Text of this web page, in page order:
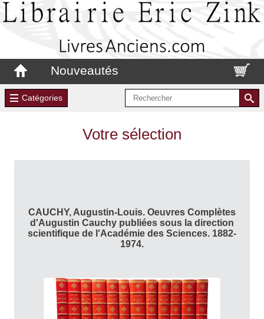
Nouveautés
Catégories
Votre sélection
CAUCHY, Augustin-Louis. Oeuvres Complètes
d'Augustin Cauchy publiées sous la direction
scientifique de l'Académie des Sciences. 1882-
1974.